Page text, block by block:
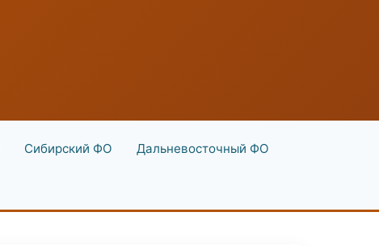
Сибирский ФО Дальневосточный ФО